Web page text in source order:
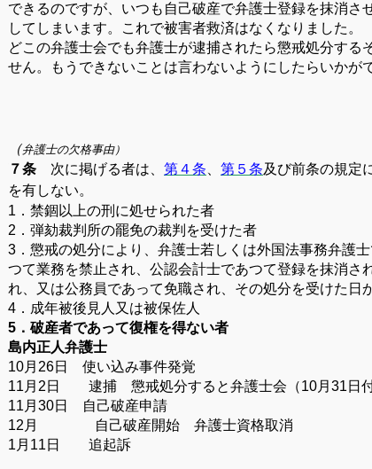
できるのですが、いつも自己破産で弁護士登録を抹消さ
してしまいます。これで被害者救済はなくなりました。
どこの弁護士会でも弁護士が逮捕されたら懲戒処分する
せん。もうできないことは言わないように
（弁護士の欠格事由）
第７条 次に掲げる者は、 第４条 第５条及び前条の規定
を有しない。
1 ．禁錮以上の刑に処せられた者
2 ．弾劾裁判所の罷免の裁判を受けた者
3 ．懲戒の処分により、弁護士若しくは外国法事務弁護
つて業務を禁止され、公認会計士であつて登録を抹消さ
れ、又は公務員であって免職され、その処分を受けた日
4 ．成年被後見人又は被保佐人
5 ．破産者であって復権を得ない者
島内正人弁護士
10月26日 使い込み事件発覚
11月2日 逮捕 懲戒処分すると弁護士会（10月31日付
11月30日 自己破産申請
12月 自己破産開始 弁護士資格取消
1月11日 追起訴